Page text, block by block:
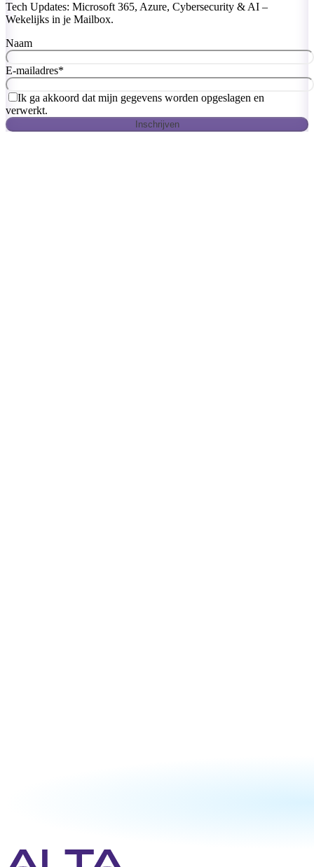
Tech Updates: Microsoft 365, Azure, Cybersecurity & AI –
Wekelijks in je Mailbox.
Naam
E-mailadres*
Ik ga akkoord dat mijn gegevens worden opgeslagen en
verwerkt.
Inschrijven